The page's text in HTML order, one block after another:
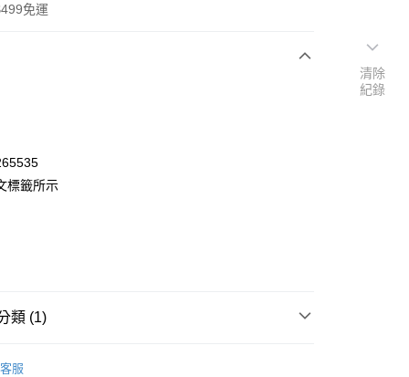
免運
款
標籤所示
類 (1)
客服
清除
紀錄